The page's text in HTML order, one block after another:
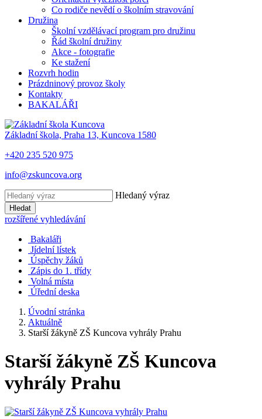
Co rodiče nevědí o školním stravování
Družina
Školní vzdělávací program pro družinu
Řád školní družiny
Akce - fotografie
Ke stažení
Rozvrh hodin
Prázdninový provoz školy
Kontakty
BAKALÁŘI
Základní škola, Praha 13, Kuncova 1580
+420 235 520 975
info@zskuncova.org
Hledaný výraz
Hledat
rozšířené vyhledávání
Bakaláři
Jídelní lístek
Úspěchy žáků
Zápis do 1. třídy
Volná místa
Úřední deska
Úvodní stránka
Aktuálně
Starší žákyně ZŠ Kuncova vyhrály Prahu
Starší žákyně ZŠ Kuncova
vyhrály Prahu